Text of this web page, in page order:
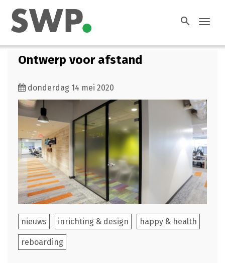
search
Ontwerp voor afstand
donderdag 14 mei 2020
nieuws inrichting & design happy & health
reboarding